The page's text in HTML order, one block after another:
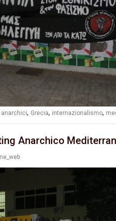
anarchici, Grecia, internazionalismo,
Anarchico